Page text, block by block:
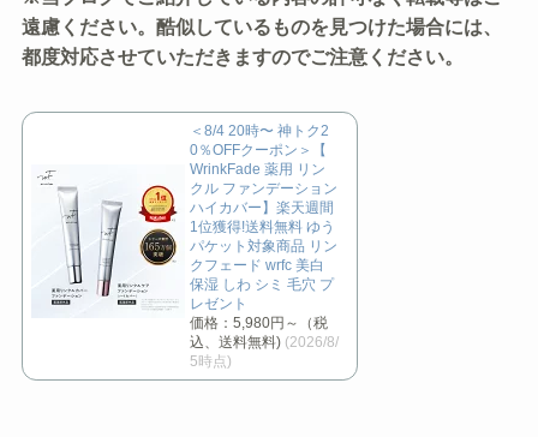
遠慮ください。酷似しているものを見つけた場合には、
都度対応させていただきますのでご注意ください。
＜8/4 20時〜 神トク2
0％OFFクーポン＞【
WrinkFade 薬用 リン
クル ファンデーション
ハイカバー】楽天週間
1位獲得!送料無料 ゆう
パケット対象商品 リン
クフェード wrfc 美白
保湿 しわ シミ 毛穴 プ
レゼント
価格：5,980円～（税
込、送料無料) (2026/8/
5時点)